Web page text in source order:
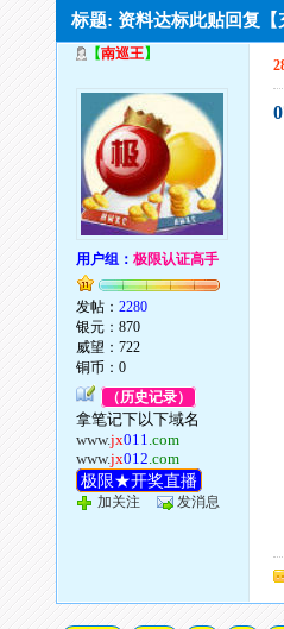
标题: 资料达标此贴回复
【南巡王】
用户组：极限认证高手
发帖：2280
银元：870
威望：722
铜币：0
（历史记录）
拿笔记下以下域名
www.jx011.com
www.jx012.com
极限★开奖直播
加关注 发消息